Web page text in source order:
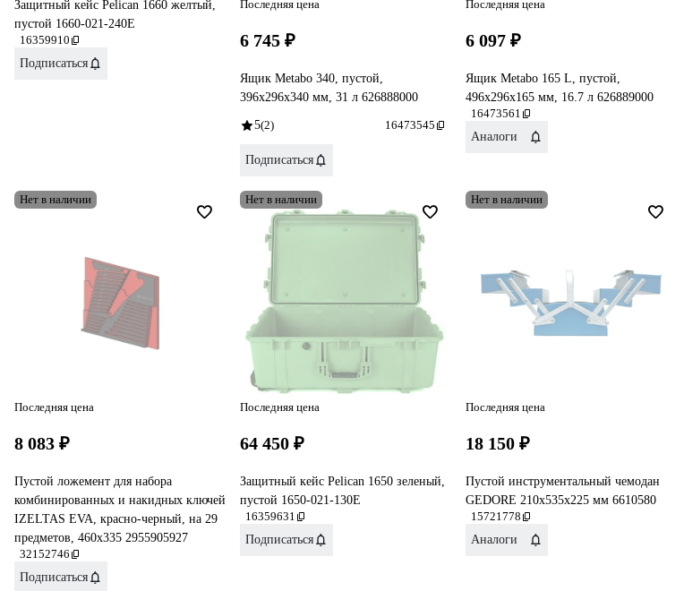
Защитный кейс Pelican 1660 желтый,
пустой 1660-021-240E
16359910
Подписаться
Последняя цена
6 745 ₽
Ящик Metabo 340, пустой,
396x296x340 мм, 31 л 626888000
5(2) 16473545
Подписаться
Последняя цена
6 097 ₽
Ящик Metabo 165 L, пустой,
496x296x165 мм, 16.7 л 626889000
16473561
Аналоги
Нет в наличии
Последняя цена
8 083 ₽
Пустой ложемент для набора
комбинированных и накидных ключей
IZELTAS EVA, красно-черный, на 29
предметов, 460x335 2955905927
32152746
Подписаться
Нет в наличии
Последняя цена
64 450 ₽
Защитный кейс Pelican 1650 зеленый,
пустой 1650-021-130E
16359631
Подписаться
Нет в наличии
Последняя цена
18 150 ₽
Пустой инструментальный чемодан
GEDORE 210x535x225 мм 6610580
15721778
Аналоги